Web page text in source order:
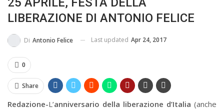
BUSSOLA PSICOLOGICA TRA PROTEZIONE E BUON SENSO
IN...
LIBERAZIONE DI ANTONIO FELICE
Di Antonio Felice Last updated Apr 24, 2017
0
Share
Redazione-L’anniversario della liberazione d’Italia (anche